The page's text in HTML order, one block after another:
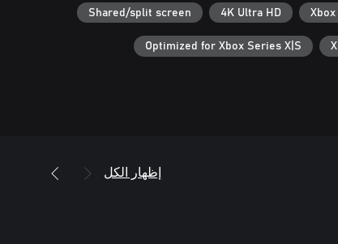
4K Ultra HD
Shared/split screen
Optimized for Xbox Series X|S
إظهار الكل